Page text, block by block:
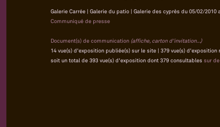
Galerie Carrée | Galerie du patio | Galerie des cyprès du 05/02/2010
Communiqué de presse
Document(s) de communication (affiche, carton d'invitation...)
14 vue(s) d'exposition publiée(s) sur le site | 379 vue(s) d'exposition
soit un total de 393 vue(s) d'exposition dont 379 consultables sur